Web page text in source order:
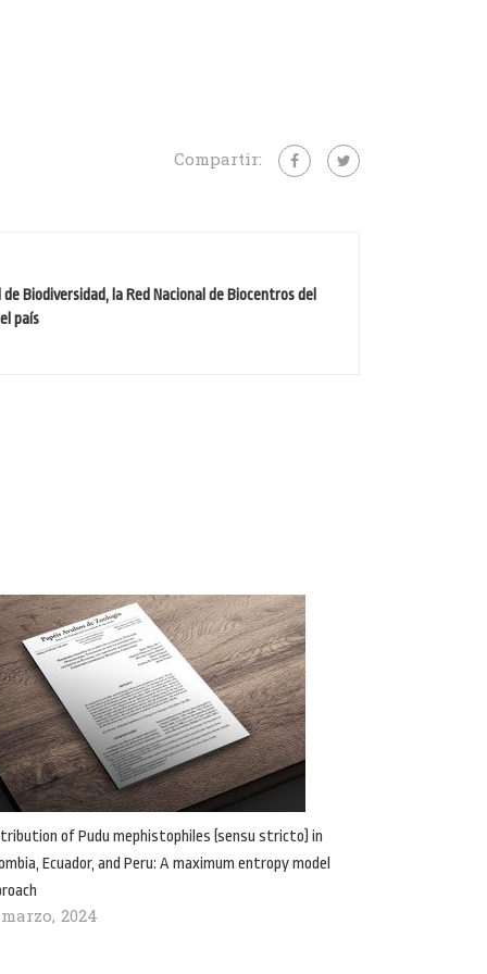
Compartir:
Biodiversidad, la Red Nacional de Biocentros del
país
of Pudu mephistophiles (sensu stricto) in
Ecuador, and Peru: A maximum entropy model
2024